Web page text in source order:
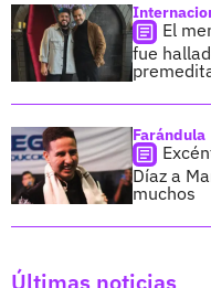
El
fue
Farándula
Díaz a
muchos
Últimas noticias